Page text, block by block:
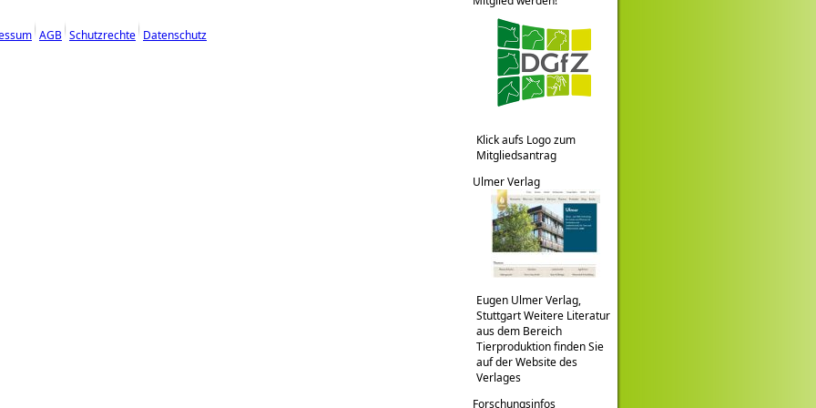
AGB Schutzrechte Datenschutz
Klick aufs Logo zum
Mitgliedsantrag
Ulmer Verlag
Eugen Ulmer Verlag,
Stuttgart Weitere Literatur
aus dem Bereich
Tierproduktion finden Sie
auf der Website des
Verlages
Forschungsinfos